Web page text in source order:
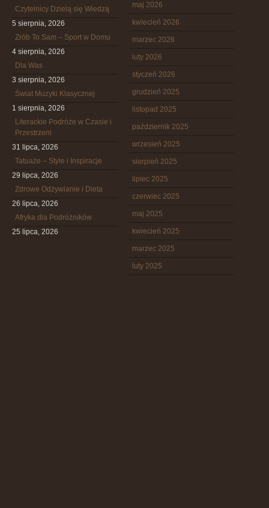
Czytelnicy Dzielą się Wiedzą
5 sierpnia, 2026
Zrób To Sam – Sport w Domu
4 sierpnia, 2026
Dla Was
3 sierpnia, 2026
Świat Muzyki Klasycznej
1 sierpnia, 2026
Literackie Podróże w Czasie i
Przestrzeni
31 lipca, 2026
Tatuaże – Style i Inspiracje
29 lipca, 2026
Zdrowe Odżywianie i Dieta
26 lipca, 2026
Afryka dla Podróżników
25 lipca, 2026
maj 2026
kwiecień 2026
marzec 2026
luty 2026
styczeń 2026
grudzień 2025
listopad 2025
październik 2025
wrzesień 2025
sierpień 2025
lipiec 2025
czerwiec 2025
maj 2025
kwiecień 2025
marzec 2025
luty 2025